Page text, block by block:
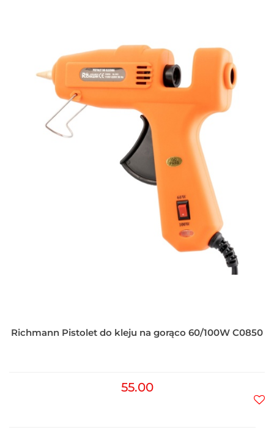
Richmann Pistolet do kleju na gorąco 60/100W C0850
55.00